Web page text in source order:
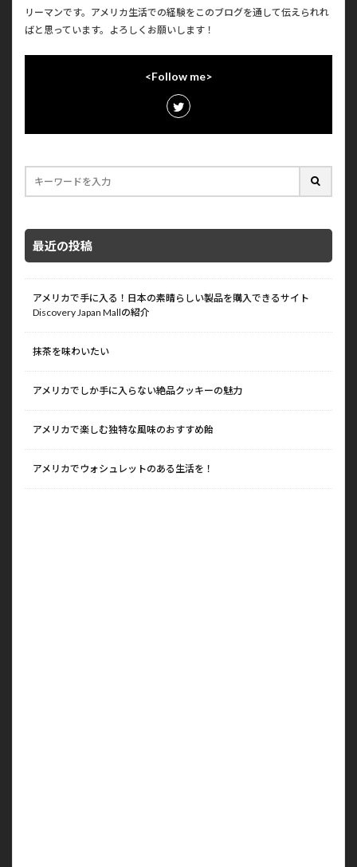
リーマンです。アメリカ生活での経験をこのブログを通して伝えられれ
ばと思っています。よろしくお願いします！
<Follow me>
最近の投稿
アメリカで手に入る！日本の素晴らしい製品を購入できるサイト
Discovery Japan Mallの紹介
抹茶を味わいたい
アメリカでしか手に入らない絶品クッキーの魅力
アメリカで楽しむ独特な風味のおすすめ飴
アメリカでウォシュレットのある生活を！